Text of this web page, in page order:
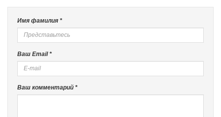
Имя фамилия *
Ваш Email *
Ваш комментарий *